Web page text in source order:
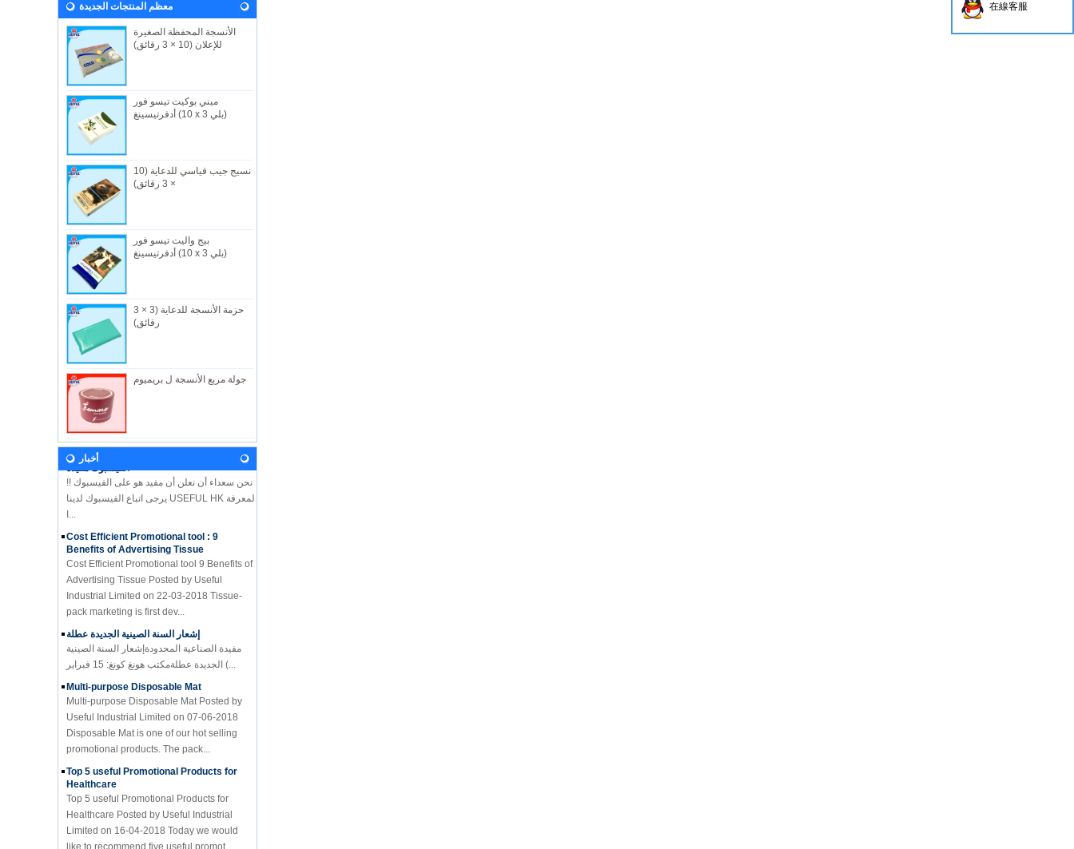
معظم المنتجات الجديدة
الأنسجة المحفظة الصغيرة
للإعلان (10 × 3 رقائق)
ميني بوكيت تيسو فور
أدفرتيسينغ (10 x 3 بلي)
نسيج جيب قياسي للدعاية (10
× 3 رقائق)
بيج واليت تيسو فور
أدفرتيسينغ (10 x 3 بلي)
حزمة الأنسجة للدعاية (3 × 3
رقائق)
جولة مربع الأنسجة ل بريميوم
أخبار
من نحن
هي شركه مصنعه في هونج كونج متخصصة في
المن...
أخبار
دعونا تأتي وزيارتنا خلال معرض الطفل 2018!
ونحن نتطلع إلى رؤيتكم هناك! هون هونغ الطفل
...
رؤيتنا
وفي المستقبل ، ستستمر الفائدة في تطوير
المبادئ والقيم المستمدة من اسم الشركة
الفيسبوك مفيدة
نحن سعداء أن نعلن أن مفيد هو على الفيسبوك !!
يرجى اتباع الفيسبوك لدينا USEFUL HK لمعرفة
ا...
Cost Efficient Promotional tool : 9
Benefits of Advertising Tissue
Cost Efficient Promotional tool 9 Benefits of
Advertising Tissue Posted by Useful
Industrial Limited on 22-03-2018 Tissue-
pack marketing is first dev...
إشعار السنة الصينية الجديدة عطلة
مفيدة الصناعية المحدودةإشعار السنة الصينية
الجديدة عطلةمكتب هونغ كونغ: 15 فبراير (...
Multi-purpose Disposable Mat
Multi-purpose Disposable Mat Posted by
Useful Industrial Limited on 07-06-2018
Disposable Mat is one of our hot selling
promotional products. The pack...
Top 5 useful Promotional Products for
Healthcare
Top 5 useful Promotional Products for
Healthcare Posted by Useful Industrial
Limited on 16-04-2018 Today we would
like to recommend five useful promot...
在線客服